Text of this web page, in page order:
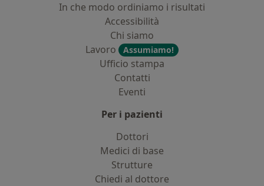
In che modo ordiniamo i risultati
Accessibilità
Chi siamo
Lavoro
Assumiamo!
Ufficio stampa
Contatti
Eventi
Per i pazienti
Dottori
Medici di base
Strutture
Chiedi al dottore